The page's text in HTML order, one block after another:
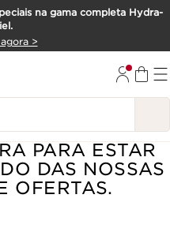
na gama completa Hydra-
>
PARA ESTAR
DAS NOSSAS
OFERTAS.